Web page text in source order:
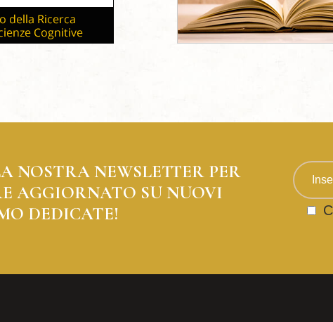
NOSTRA NEWSLETTER PER
AGGIORNATO SU NUOVI
DEDICATE!